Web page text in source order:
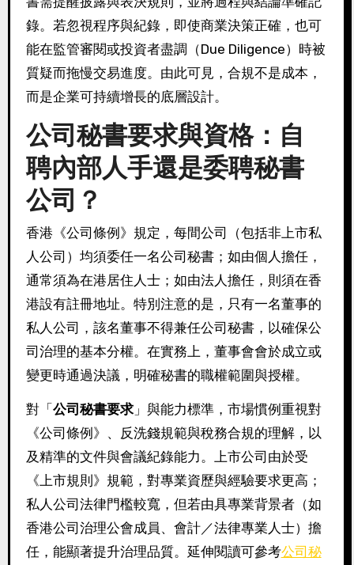
錄。若忽視程序與紀錄，即使商業決策正確，也可
能在監管審閱或投資者盡調（Due Diligence）時被
質疑而拖慢交易進度。由此可見，合規不是成本，
而是企業可持續增長的底層設計。
公司秘書要求與資格：自
聘內部人手還是委聘秘書
公司？
香港《公司條例》規定，每間公司（包括非上市私
人公司）均須委任一名公司秘書；如由個人擔任，
通常須為在港居住人士；如由法人擔任，則須在香
港設有註冊地址。特別注意的是，只有一名董事的
私人公司，該名董事不得兼任公司秘書，以確保公
司治理的基本分權。在實務上，董事會會於成立或
變更時通過決議，明確秘書的職權範圍與授權。
對「公司秘書要求」與能力標準，市場慣例重視對
《公司條例》、反洗錢規範與稅務合規的理解，以
及精準的文件與會議紀錄能力。上市公司由於受
《上市規則》規範，對專業資歷與經驗要求更高；
私人公司法律門檻較寬，但若由具專業背景者（如
香港公司治理公會成員、會計／法律專業人士）擔
任，能顯著提升治理品質。延伸閱讀可參考公司秘